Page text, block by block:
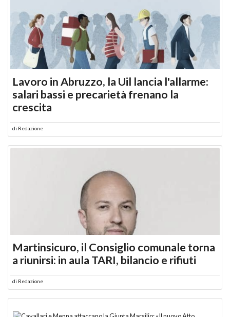
Lavoro in Abruzzo, la Uil lancia l'allarme:
salari bassi e precarietà frenano la
crescita
di Redazione
Martinsicuro, il Consiglio comunale torna
a riunirsi: in aula TARI, bilancio e rifiuti
di Redazione